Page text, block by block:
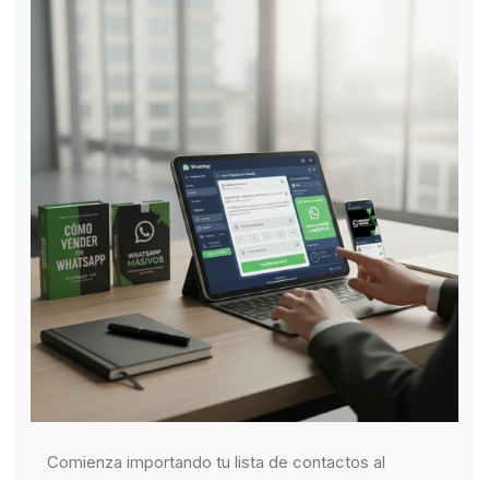
Comienza importando tu lista de contactos al